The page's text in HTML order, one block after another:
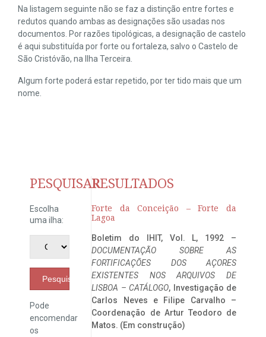
Na listagem seguinte não se faz a distinção entre fortes e
redutos quando ambas as designações são usadas nos
documentos. Por razões tipológicas, a designação de castelo
é aqui substituída por forte ou fortaleza, salvo o Castelo de
São Cristóvão, na Ilha Terceira.
Algum forte poderá estar repetido, por ter tido mais que um
nome.
PESQUISAR
Escolha
uma ilha:
Pesquisar
Pode
encomendar
os
RESULTADOS
Forte da Conceição – Forte da
Lagoa
Boletim do IHIT, Vol. L, 1992 –
DOCUMENTAÇÃO SOBRE AS
FORTIFICAÇÕES DOS AÇORES
EXISTENTES NOS ARQUIVOS DE
LISBOA – CATÁLOGO, Investigação de
Carlos Neves e Filipe Carvalho –
Coordenação de Artur Teodoro de
Matos. (Em construção)